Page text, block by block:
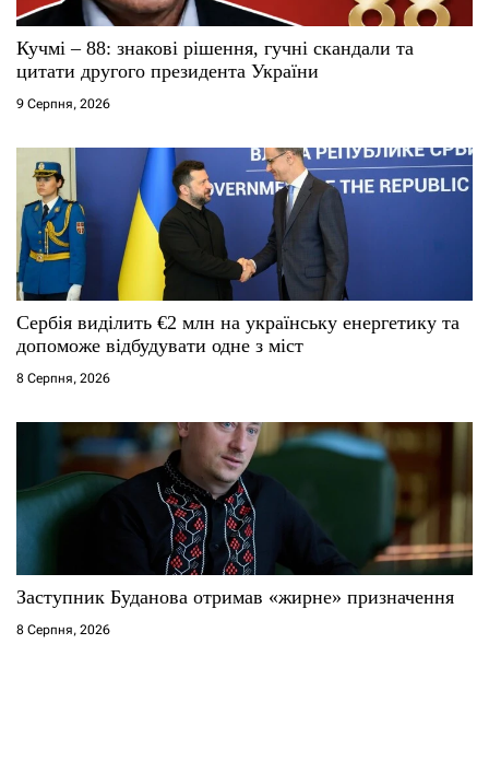
Кучмі – 88: знакові рішення, гучні скандали та
цитати другого президента України
9 Серпня, 2026
Сербія виділить €2 млн на українську енергетику та
допоможе відбудувати одне з міст
8 Серпня, 2026
Заступник Буданова отримав «жирне» призначення
8 Серпня, 2026